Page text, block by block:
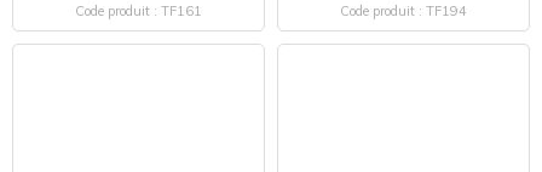
Code produit : TF161 Code produit : TF194